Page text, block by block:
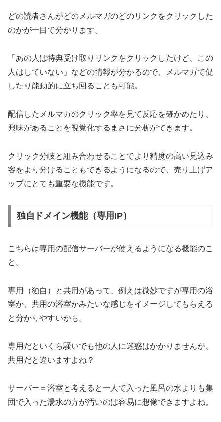
どの読者さんがどのメルマガのどのリンクをクリックした
のかが一目で分かります。
「あの人は特典受け取りリンクをクリックしたけど、この
人はしていない」などの情報が分かるので、メルマガで促
したり能動的に立ち回ることも可能。
配信したメルマガのクリック率を見て反応を確かめたり、
興味があることを視覚化するまさに分析ができます。
クリック分岐と組み合わせることでより精度の高い見込み
客をより分けることもできるようになるので、売り上げア
ップにとても重要な機能です。
独自ドメイン機能（専用IP）
こちらは専用の配信サーバーが使えるようになる機能のこ
と。
専用（独自）と共用があって、例えは微妙ですが専用の浴
室か、共用の浴室かみたいな感じをイメージしてもらえる
と分かりやすいかも。
専用だといくら騒いでも他の人に迷惑はかかりませんが、
共用だと違いますよね？
サーバー＝浴室と考えると一人で入った風呂の水よりも集
団で入った湯水の方が汚いのは容易に想像できますよね。